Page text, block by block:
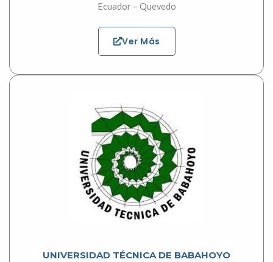
Ecuador – Quevedo
Ver Más
UNIVERSIDAD TÉCNICA DE BABAHOYO